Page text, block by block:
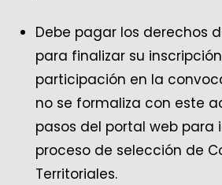
Debe pagar los derechos
para finalizar su
participación en la
no se formaliza con este
pasos del portal web para
proceso de selección de
Territoriales.